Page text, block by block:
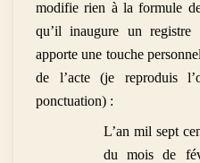
modifie rien à la formule
qu’il inaugure un
apporte une touche
de l’acte (je reproduis
ponctuation) :
L’an mil sept
du mois de